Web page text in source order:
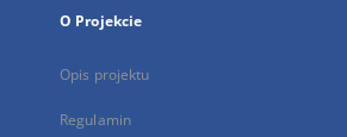
O Projekcie
Opis projektu
Regulamin